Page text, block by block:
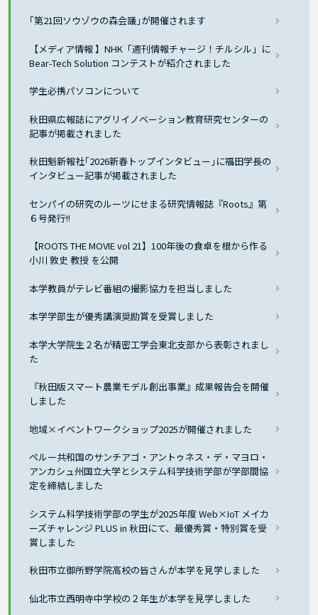
｢第21回ソウゾウの森会議｣が開催されます
【メディア情報 】NHK「週刊情報チャージ！チルシル」に
Bear-Tech Solution コンテストが紹介されました
学生必携パソコンについて
秋田県広報誌にアグリイノベーション教育研究センターの
記事が掲載されました
秋田魁新報社｢2026新春トップインタビュー｣に福田学長の
インタビュー記事が掲載されました
センパイの研究のルーツにせまる研究情報誌『Roots』第
６号発行!!
【ROOTS THE MOVIE vol 21】100年後の食卓を根から作る
小川 敦史 教授 を公開
本学教員がテレビ番組の撮影協力を担当しました
本学学部生が優秀講演奨励賞を受賞しました
本学大学院生２名が精密工学会東北支部から表彰されまし
た
『秋田版スマート農業モデル創出事業』成果報告会を開催
しました
地域×イベントワークショップ2025が開催されました
ペルー共和国のサンチアゴ・アントゥネス・デ・マヨロ・
アンカシュ州国立大学とシステム科学技術学部が学部間協
定を締結しました
システム科学技術学部の学生が2025年度 Web×IoT メイカ
ーズチャレンジ PLUS in 秋田にて、最優秀賞・特別賞を受
賞しました
秋田市立御所野学院高校の皆さんが本学を見学しました
仙北市立西明寺中学校の２年生が本学を見学しました